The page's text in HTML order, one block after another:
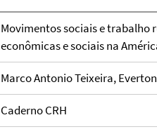
Movimentos sociais e
econômicas e sociais na
Marco Antonio Teixeira,
Caderno CRH